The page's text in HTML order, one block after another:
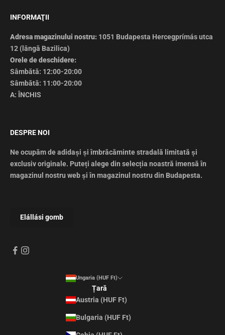
INFORMAŢII
Adresa magazinului nostru: 1051 Budapesta Hercegprímás utca
12 (lângă Bazilica)
Orele de deschidere:
Sâmbătă: 12:00-20:00
Sâmbătă: 11:00-20:00
A: ÎNCHIS
DESPRE NOI
Ne ocupăm de adidași și îmbrăcăminte stradală limitată și
exclusiv originale. Puteți alege din selecția noastră imensă în
magazinul nostru web și în magazinul nostru din Budapesta.
Ungaria (HUF Ft)
Țară
Austria (HUF Ft)
Bulgaria (HUF Ft)